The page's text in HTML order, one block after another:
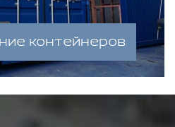
контейнеров